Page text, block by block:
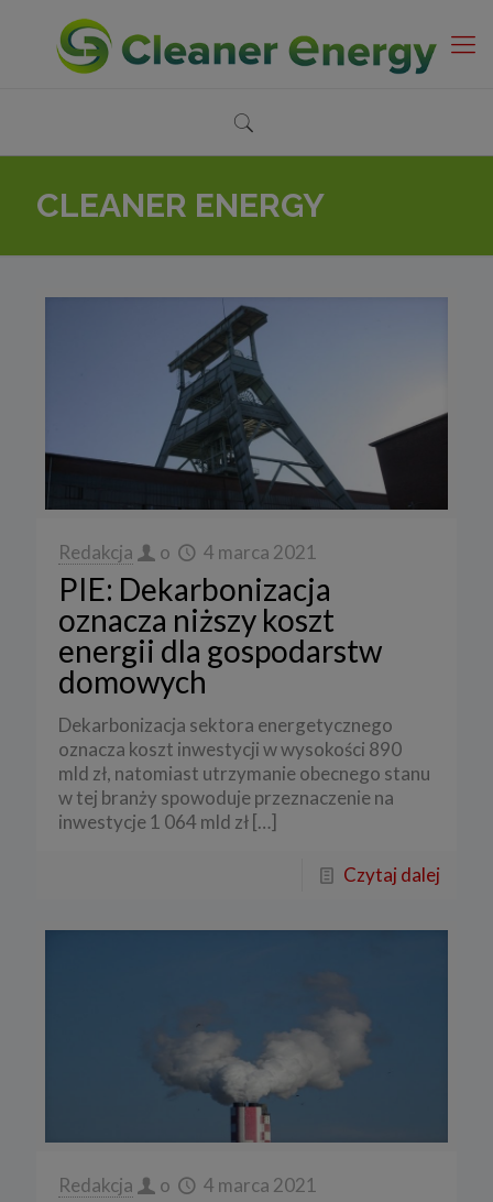
CLEANER ENERGY
Redakcja o 4 marca 2021
PIE: Dekarbonizacja
oznacza niższy koszt
energii dla gospodarstw
domowych
Dekarbonizacja sektora energetycznego
oznacza koszt inwestycji w wysokości 890
mld zł, natomiast utrzymanie obecnego stanu
w tej branży spowoduje przeznaczenie na
inwestycje 1 064 mld zł […]
Czytaj dalej
Redakcja o 4 marca 2021